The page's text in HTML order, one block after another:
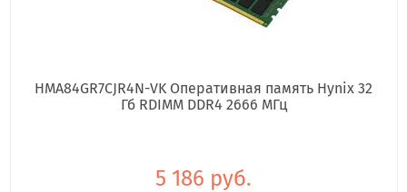
HMA84GR7CJR4N-VK Оперативная память Hynix 32
Гб RDIMM DDR4 2666 МГц
5 186 руб.